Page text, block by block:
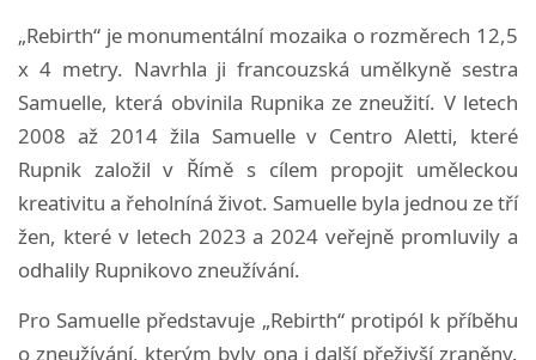
„Rebirth“ je monumentální mozaika o rozměrech 12,5
x 4 metry. Navrhla ji francouzská umělkyně sestra
Samuelle, která obvinila Rupnika ze zneužití. V letech
2008 až 2014 žila Samuelle v Centro Aletti, které
Rupnik založil v Římě s cílem propojit uměleckou
kreativitu a řeholníná život. Samuelle byla jednou ze tří
žen, které v letech 2023 a 2024 veřejně promluvily a
odhalily Rupnikovo zneužívání.
Pro Samuelle představuje „Rebirth“ protipól k příběhu
o zneužívání, kterým byly ona i další přeživší zraněny.